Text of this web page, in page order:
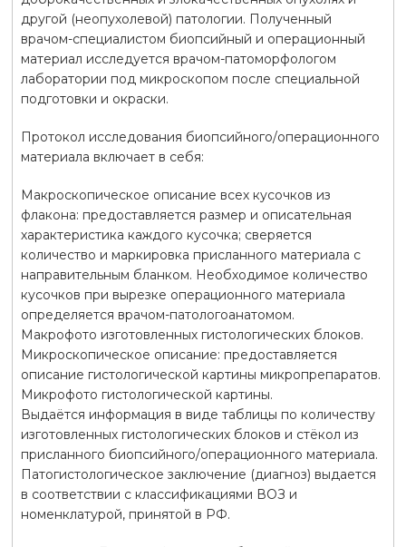
другой (неопухолевой) патологии. Полученный
врачом-специалистом биопсийный и операционный
материал исследуется врачом-патоморфологом
лаборатории под микроскопом после специальной
подготовки и окраски.
Протокол исследования биопсийного/операционного
материала включает в себя:
Макроскопическое описание всех кусочков из
флакона: предоставляется размер и описательная
характеристика каждого кусочка; сверяется
количество и маркировка присланного материала с
направительным бланком. Необходимое количество
кусочков при вырезке операционного материала
определяется врачом-патологоанатомом.
Макрофото изготовленных гистологических блоков.
Микроскопическое описание: предоставляется
описание гистологической картины микропрепаратов.
Микрофото гистологической картины.
Выдаётся информация в виде таблицы по количеству
изготовленных гистологических блоков и стёкол из
присланного биопсийного/операционного материала.
Патогистологическое заключение (диагноз) выдается
в соответствии с классификациями ВОЗ и
номенклатурой, принятой в РФ.